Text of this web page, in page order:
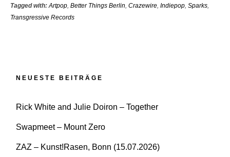
Tagged with: Artpop, Better Things Berlin, Crazewire, Indiepop, Sparks,
Transgressive Records
NEUESTE BEITRÄGE
Rick White and Julie Doiron – Together
Swapmeet – Mount Zero
ZAZ – Kunst!Rasen, Bonn (15.07.2026)